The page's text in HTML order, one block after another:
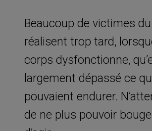
Beaucoup de victimes
réalisent trop tard,
corps dysfonctionne,
largement dépassé ce
pouvaient endurer.
de ne plus pouvoir